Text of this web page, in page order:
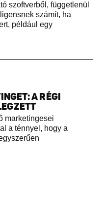
szoftverből, függetlenül
számít, ha
például egy
A RÉGI
marketingesei
a ténnyel, hogy a